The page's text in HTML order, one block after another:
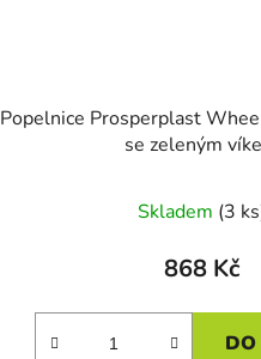
Popelnice Prosperplast
se zeleným
Skladem (3
868 Kč
DO